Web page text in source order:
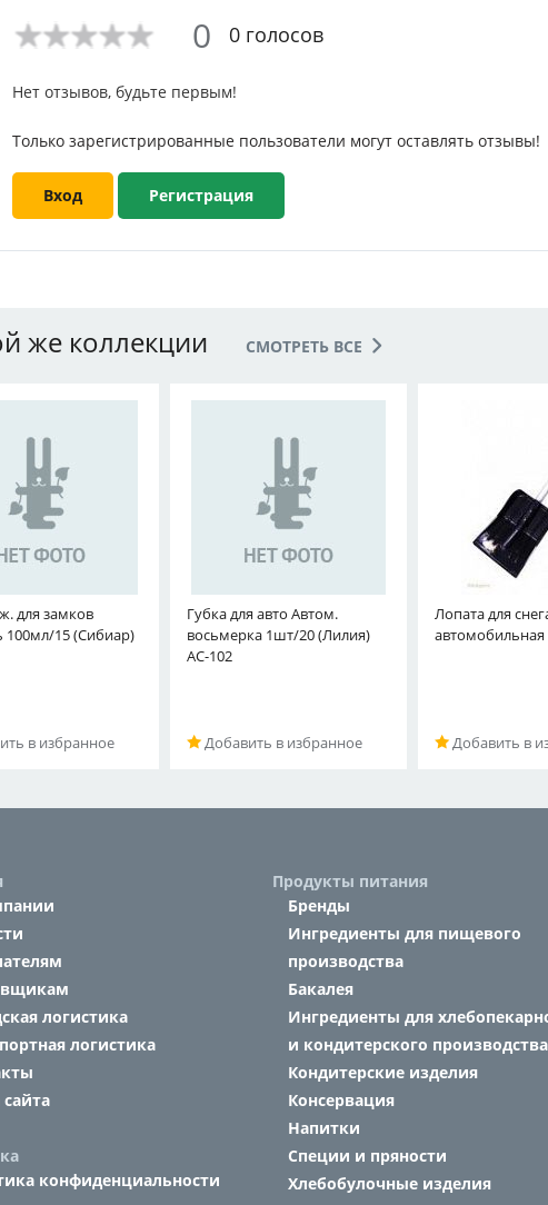
0 0 голосов
Нет отзывов, будьте первым!
Только зарегистрированные пользователи могут оставлять отзывы!
Вход Регистрация
же коллекции СМОТРЕТЬ ВСЕ
для замков
100мл/15 (Сибиар)
в избранное
Губка для авто Автом.
восьмерка 1шт/20 (Лилия)
АС-102
Добавить в избранное
Лопата для
автомобильная
Добавить в
логистика
логистика
сайта
конфиденциальности
Продукты питания
Бренды
Ингредиенты для пищевого
производства
Бакалея
Ингредиенты для
и кондитерского производства
Кондитерские изделия
Консервация
Напитки
Специи и пряности
Хлебобулочные изделия